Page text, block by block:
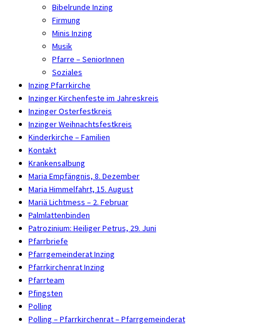
Bibelrunde Inzing
Firmung
Minis Inzing
Musik
Pfarre – SeniorInnen
Soziales
Inzing Pfarrkirche
Inzinger Kirchenfeste im Jahreskreis
Inzinger Osterfestkreis
Inzinger Weihnachtsfestkreis
Kinderkirche – Familien
Kontakt
Krankensalbung
Maria Empfängnis, 8. Dezember
Maria Himmelfahrt, 15. August
Mariä Lichtmess – 2. Februar
Palmlattenbinden
Patrozinium: Heiliger Petrus, 29. Juni
Pfarrbriefe
Pfarrgemeinderat Inzing
Pfarrkirchenrat Inzing
Pfarrteam
Pfingsten
Polling
Polling – Pfarrkirchenrat – Pfarrgemeinderat